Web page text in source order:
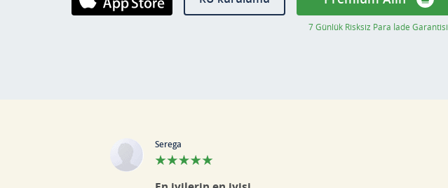
7 Günlük Risksiz Para İade Garantisi
Serega